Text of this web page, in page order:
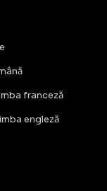
franceză
engleză